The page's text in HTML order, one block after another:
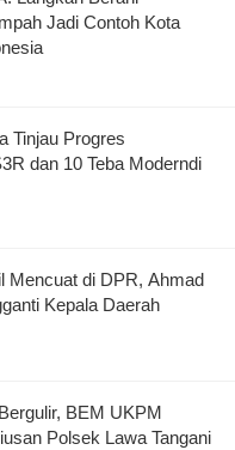
Jadi Contoh Kota
Tinjau Progres
dan 10 Teba Moderndi
Mencuat di DPR, Ahmad
Kepala Daerah
BEM UKPM
Polsek Lawa Tangani